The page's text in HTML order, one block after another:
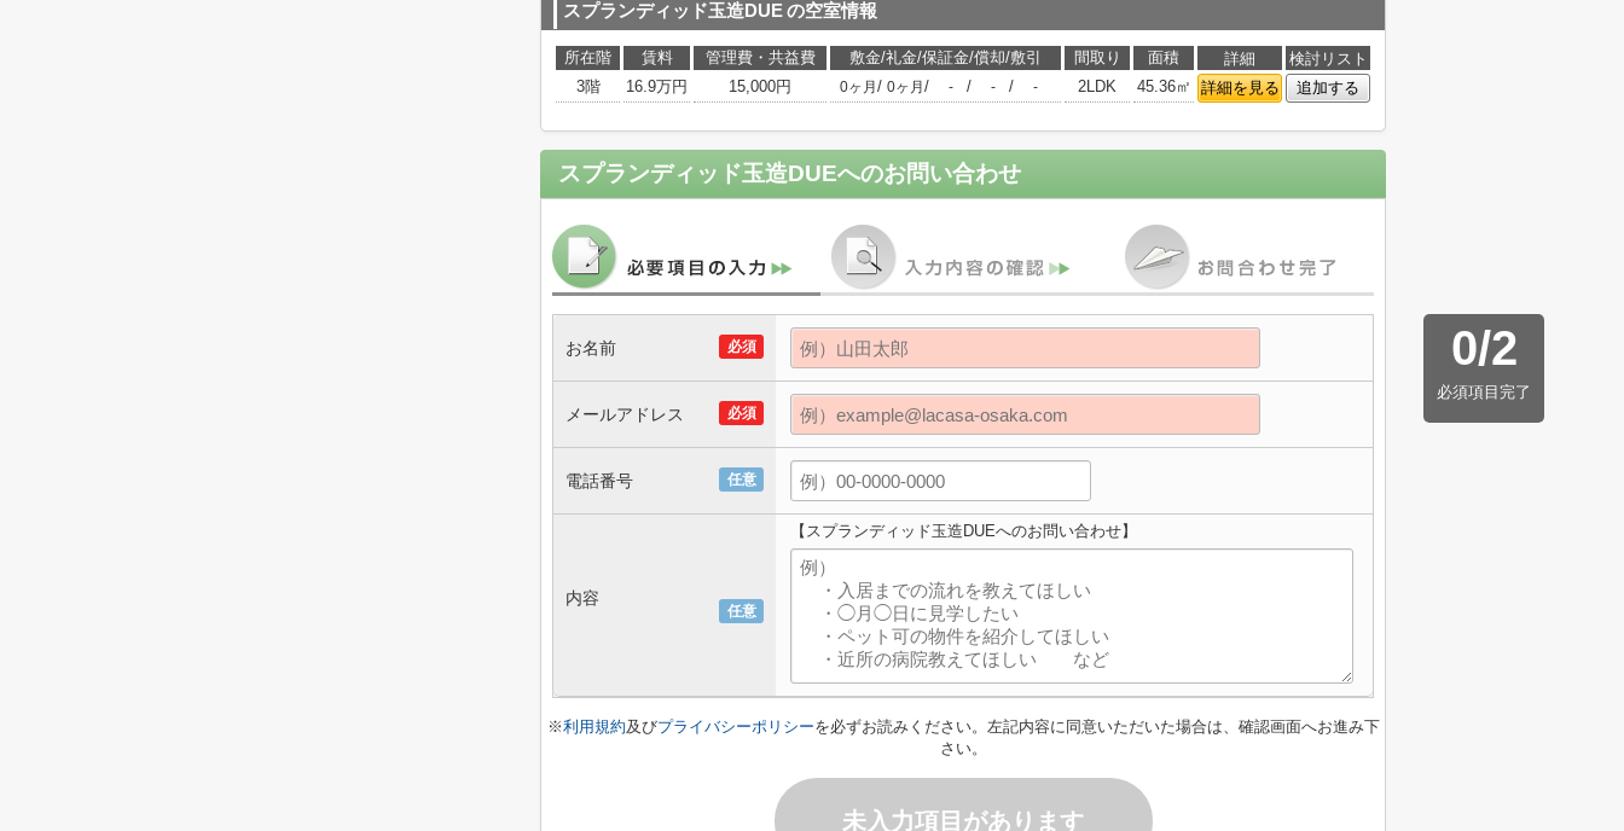
スプランディッド玉造DUEの空室情報
所在階 賃料 管理費・共益費 敷金/礼金/保証金/償却/敷引 間取り 面積 詳細
検討リスト
3階
16.9万円 15,000円 0ヶ月 / 0ヶ月 / - / - / - 2LDK 45.36㎡ 詳細を見る 追加する
スプランディッド玉造DUEへのお問い合わせ
0/2
必須項目完了
必須
お名前
必須
メールアドレス
任意
電話番号
任意
内容
【スプランディッド玉造DUEへのお問い合わせ】
※利用規約及びプライバシーポリシーを必ずお読みください。左記内容に同意いただいた場合は、確認画面へお進み下
さい。
未入力項目があります